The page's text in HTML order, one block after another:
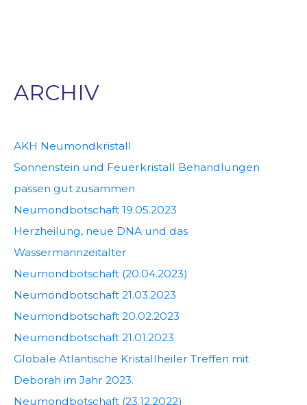
ARCHIV
AKH Neumondkristall
Sonnenstein und Feuerkristall Behandlungen
passen gut zusammen
Neumondbotschaft 19.05.2023
Herzheilung, neue DNA und das
Wassermannzeitalter
Neumondbotschaft (20.04.2023)
Neumondbotschaft 21.03.2023
Neumondbotschaft 20.02.2023
Neumondbotschaft 21.01.2023
Globale Atlantische Kristallheiler Treffen mit
Deborah im Jahr 2023.
Neumondbotschaft (23.12.2022)